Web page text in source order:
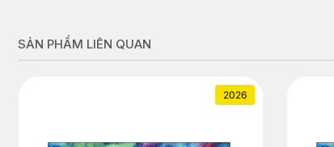
SẢN PHẨM LIÊN QUAN
2026